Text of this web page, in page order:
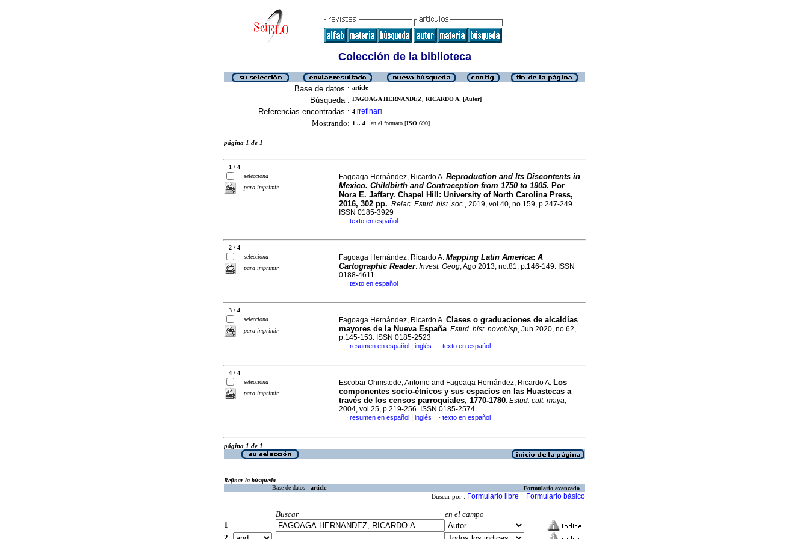
Colección de la biblioteca
Base de datos : article
Búsqueda : FAGOAGA HERNANDEZ, RICARDO A. [Autor]
Referencias encontradas : 4 [refinar]
Mostrando: 1 .. 4 en el formato [ISO 690]
página 1 de 1
1 / 4
selecciona
para imprimir
Fagoaga Hernández, Ricardo A. Reproduction and Its Discontents in
Mexico. Childbirth and Contraception from 1750 to 1905. Por
Nora E. Jaffary. Chapel Hill: University of North Carolina Press,
2016, 302 pp.. Relac. Estud. hist. soc., 2019, vol.40, no.159, p.247-249.
ISSN 0185-3929
· texto en español
2 / 4
selecciona
para imprimir
Fagoaga Hernández, Ricardo A. Mapping Latin America: A
Cartographic Reader. Invest. Geog, Ago 2013, no.81, p.146-149. ISSN
0188-4611
· texto en español
3 / 4
selecciona
para imprimir
Fagoaga Hernández, Ricardo A. Clases o graduaciones de alcaldías
mayores de la Nueva España. Estud. hist. novohisp, Jun 2020, no.62,
p.145-153. ISSN 0185-2523
· resumen en español inglés · texto en español
4 / 4
selecciona
para imprimir
Escobar Ohmstede, Antonio and Fagoaga Hernández, Ricardo A. Los
componentes socio-étnicos y sus espacios en las Huastecas a
través de los censos parroquiales, 1770-1780. Estud. cult. maya,
2004, vol.25, p.219-256. ISSN 0185-2574
· resumen en español inglés · texto en español
página 1 de 1
Refinar la búsqueda
Base de datos : article Formulario avanzado
Buscar por : Formulario libre Formulario básico
Buscar
en el campo
1